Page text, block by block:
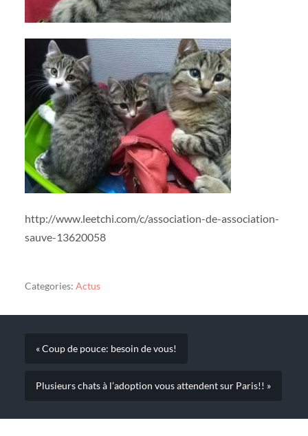
http://www.leetchi.com/c/association-de-association-
sauve-13620058
Categories: Actus
« Coup de pouce: besoin de vous!
Plusieurs chats à l’adoption vous attendent sur Paris!! »